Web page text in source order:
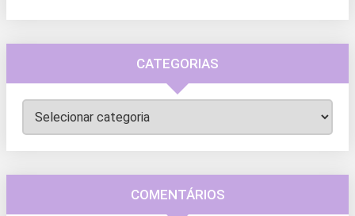
CATEGORIAS
Categorias
COMENTÁRIOS